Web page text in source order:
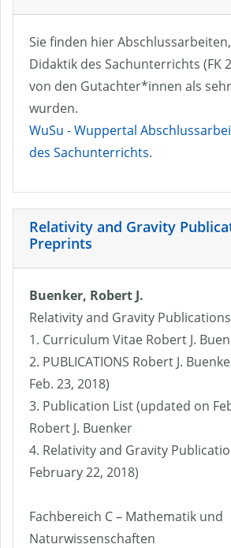
Sie finden hier
Didaktik des Sachunterrichts (FK
von den Gutachter*innen als
wurden.
WuSu - Wuppertal
des Sachunterrichts.
Relativity and Gravity
Preprints
Buenker, Robert J.
Relativity and Gravity
1. Curriculum Vitae Robert J.
2. PUBLICATIONS Robert J.
Feb. 23, 2018)
3. Publication List (updated on
Robert J. Buenker
4. Relativity and Gravity
February 22, 2018)
Fachbereich C – Mathematik und
Naturwissenschaften